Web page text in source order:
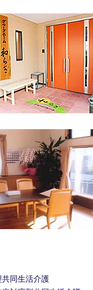
同生活介護